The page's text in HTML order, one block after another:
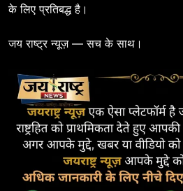
के लिए प्रतिबद्ध है।
जय राष्ट्र न्यूज़ — सच के साथ।